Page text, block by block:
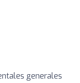
generales